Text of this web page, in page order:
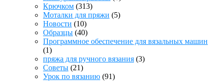
Крючком (313)
Моталки для пряжи (5)
Новости (10)
Образцы (40)
Программное обеспечение для вязальных машин
(1)
пряжа для ручного вязания (3)
Советы (21)
Урок по вязанию (91)